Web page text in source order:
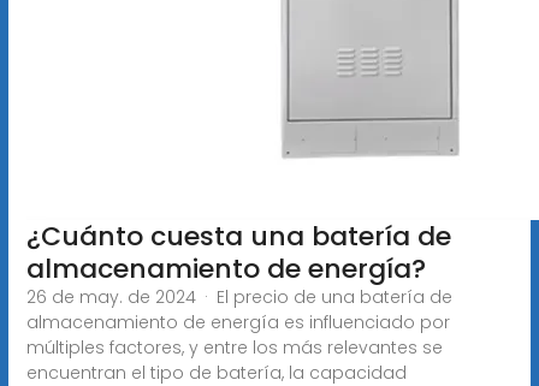
¿Cuánto cuesta una batería de
almacenamiento de energía?
26 de may. de 2024 · El precio de una batería de
almacenamiento de energía es influenciado por
múltiples factores, y entre los más relevantes se
encuentran el tipo de batería, la capacidad